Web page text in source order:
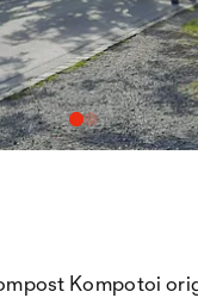
Kompotoi